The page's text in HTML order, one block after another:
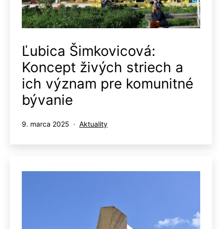
Ľubica Šimkovicová:
Koncept živých striech a
ich význam pre komunitné
bývanie
Publikované
9. marca 2025
Kategorizované
Aktuality